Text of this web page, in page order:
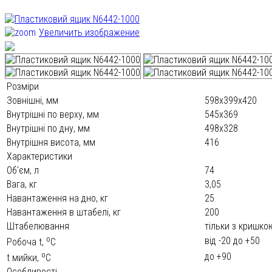
Увеличить изображение
Розміри
Зовнішні, мм
598х399х420
Внутрішні по верху, мм
545х369
Внутрішні по дну, мм
498х328
Внутрішня висота, мм
416
Характеристики
Об'єм, л
74
Вага, кг
3,05
Навантаження на дно, кг
25
Навантаження в штабелі, кг
200
Штабелювання
тільки з
Робоча t, oС
від -20 до +50
t мийки, oС
до +90